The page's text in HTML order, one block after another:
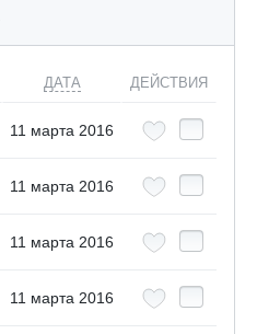
ДАТА ДЕЙСТВИЯ
11 марта 2016
11 марта 2016
11 марта 2016
11 марта 2016